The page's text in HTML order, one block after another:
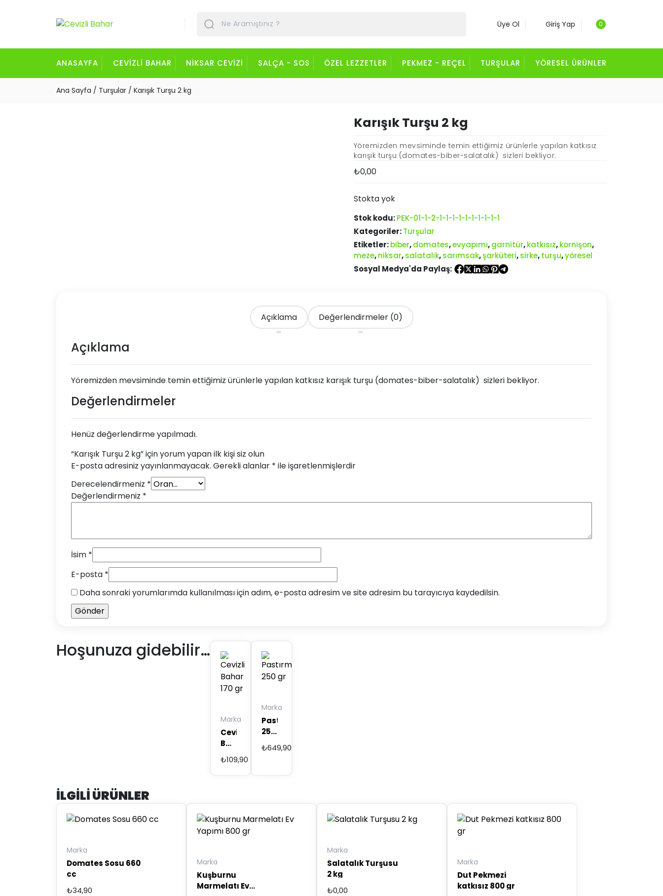
Üye Ol Giriş Yap 0
ANASAYFA CEVIZLI BAHAR NIKSAR CEVIZI SALÇA - SOS ÖZEL LEZZETLER PEKMEZ - REÇEL TURŞULAR YÖRESEL ÜRÜNLER
Ana Sayfa / Turşular / Karışık Turşu 2 kg
Karışık Turşu 2 kg
Yöremizden mevsiminde temin ettiğimiz ürünlerle yapılan katkısız
karışık turşu (domates-biber-salatalık) sizleri bekliyor.
₺0,00
Stokta yok
Stok kodu:PEK-01-1-2-1-1-1-1-1-1-1-1-1-1
Kategoriler:Turşular
Etiketler:biber,domates,evyapımı,garnitür,katkısız,kornişon,
meze,niksar,salatalık,sarımsak,şarküteri,sirke,turşu,yöresel
Sosyal Medya'da Paylaş:
Açıklama Değerlendirmeler (0)
Açıklama
Yöremizden mevsiminde temin ettiğimiz ürünlerle yapılan katkısız karışık turşu (domates-biber-salatalık) sizleri bekliyor.
Değerlendirmeler
Henüz değerlendirme yapılmadı.
“Karışık Turşu 2 kg” için yorum yapan ilk kişi siz olun
E-posta adresiniz yayınlanmayacak. Gerekli alanlar * ile işaretlenmişlerdir
Derecelendirmeniz *
Değerlendirmeniz *
İsim *
E-posta *
Daha sonraki yorumlarımda kullanılması için adım, e-posta adresim ve site adresim bu tarayıcıya kaydedilsin.
Hoşunuza gidebilir…
Marka
Cevizli
Bahar
gr
₺109,90
Marka
Pastırma
250
₺649,90
İLGILI ÜRÜNLER
Marka
Domates Sosu 660
cc
₺34,90
Marka
Kuşburnu
Marmelatı Ev
Marka
Salatalık Turşusu
2 kg
₺0,00
Marka
Dut Pekmezi
katkısız 800 gr